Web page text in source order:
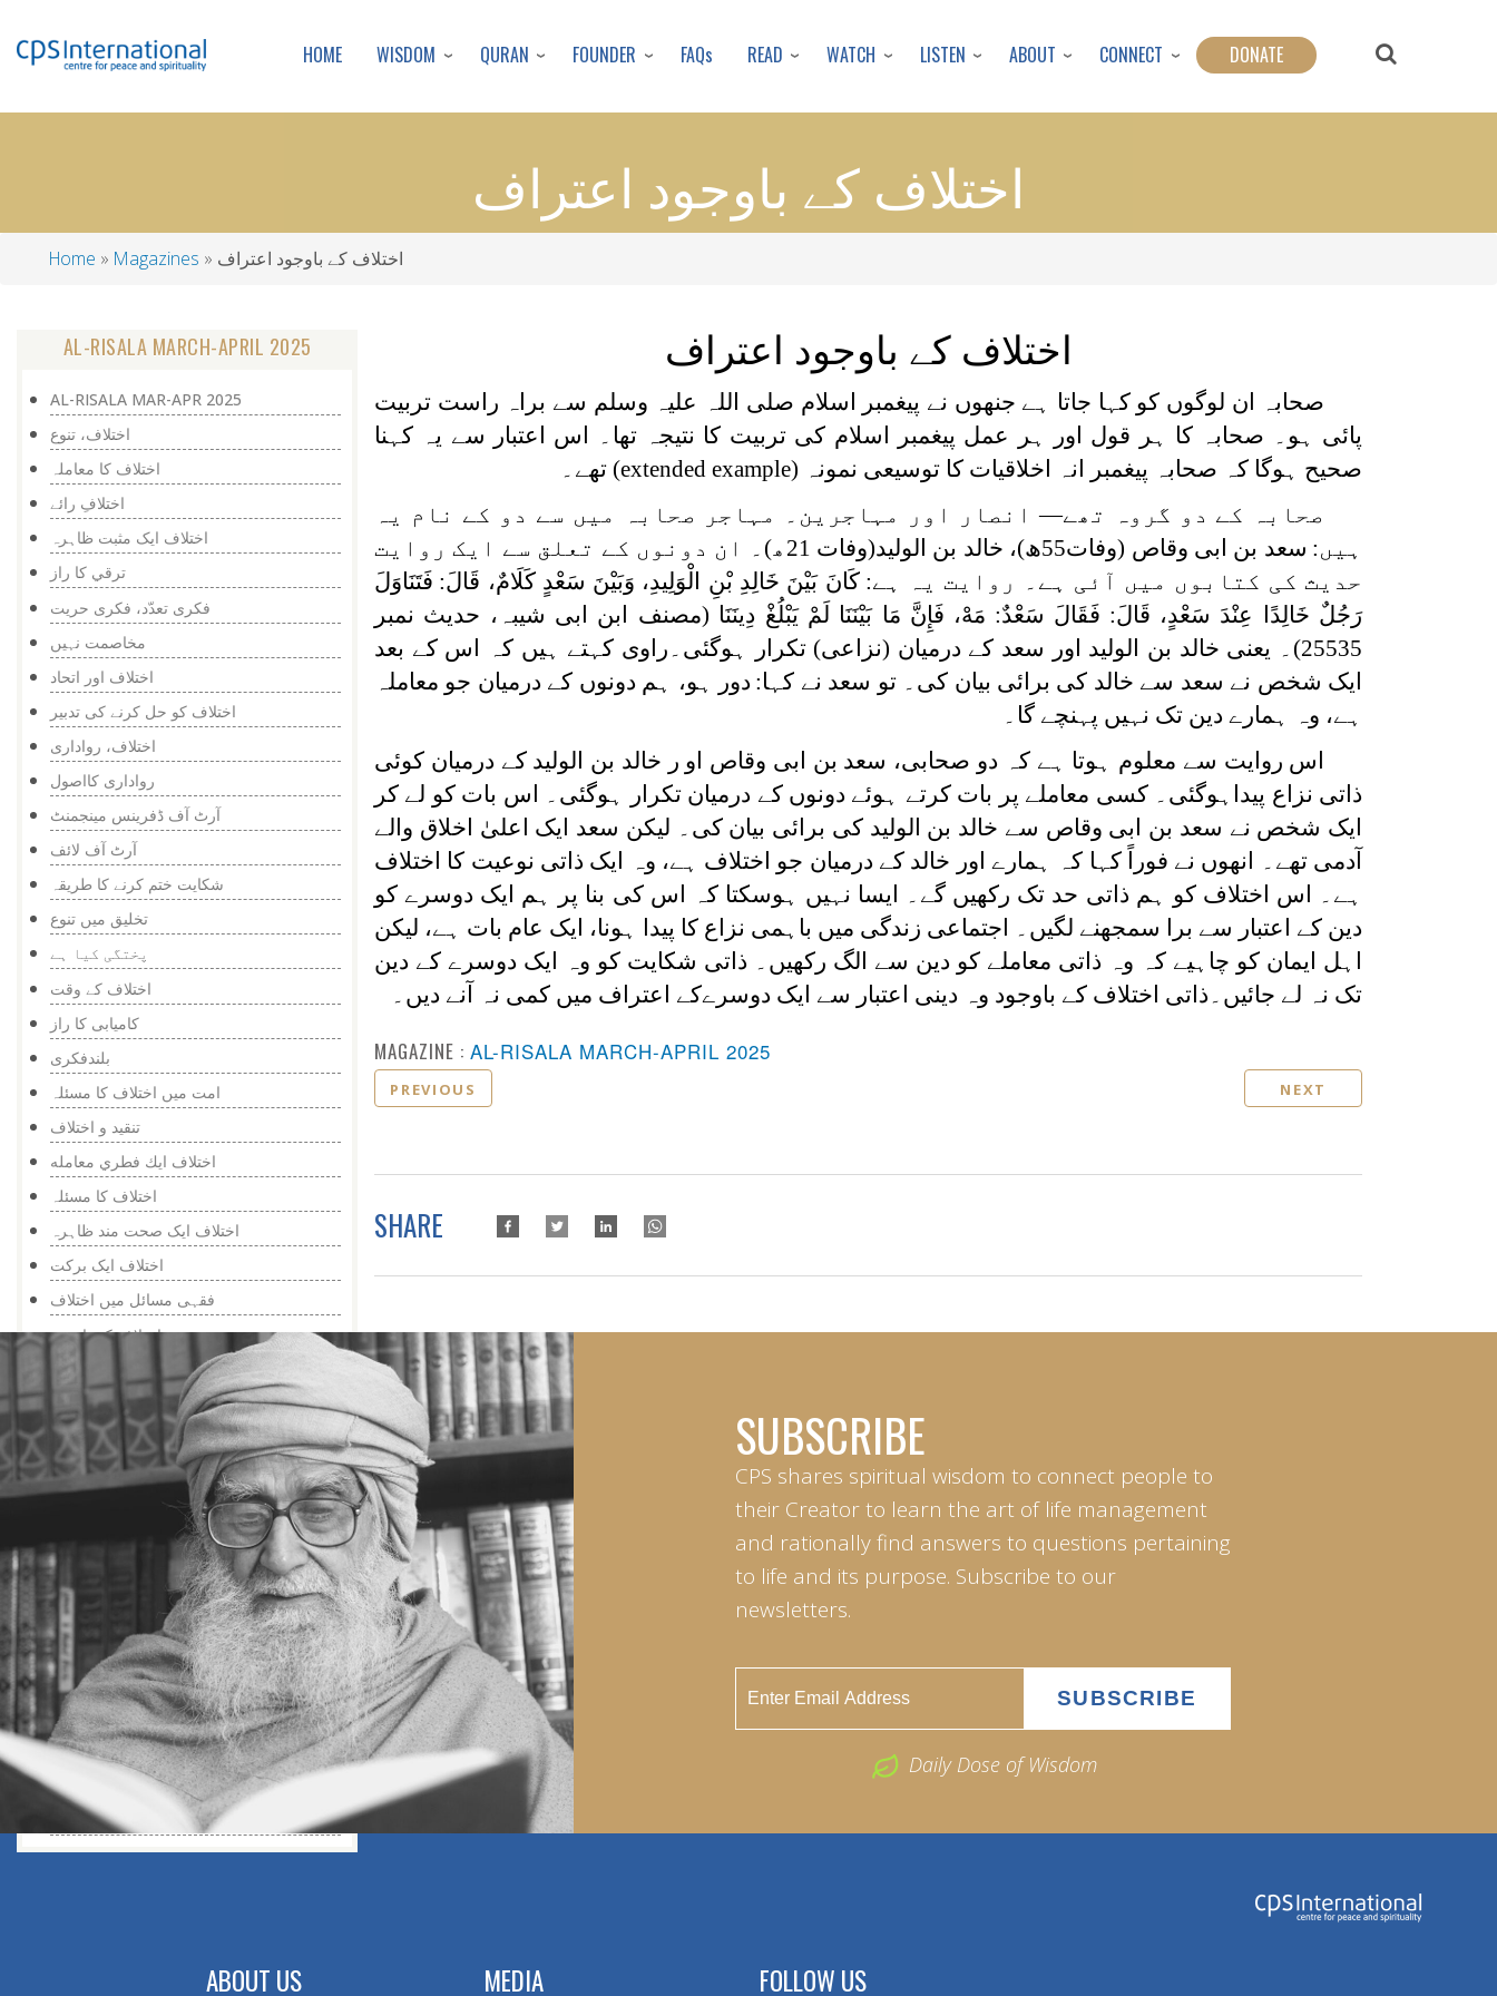
to
content
HOME WISDOM QURAN FOUNDER FAQs READ WATCH LISTEN ABOUT CONNECT DONATE
اختلاف کے باوجود اعتراف
Breadcrumb
Home Magazines اختلاف کے باوجود اعتراف
اختلاف کے باوجود اعتراف
صحابہ ان لوگوں کو کہا جاتا ہے جنھوں نے پیغمبر اسلام صلی اللہ علیہ وسلم سے براہ راست تربیت
پائی ہو۔ صحابہ کا ہر قول اور ہر عمل پیغمبر اسلام کی تربیت کا نتیجہ تھا۔ اس اعتبار سے یہ کہنا
صحیح ہوگا کہ صحابہ پیغمبر انہ اخلاقیات کا توسیعی نمونہ (extended example) تھے۔
صحابہ کے دو گروہ تھے— انصار اور مہاجرین۔ مہاجر صحابہ میں سے دو کے نام یہ
ہیں:
سعد بن ابی وقاص (وفات55ھ)، خالد بن الولید(وفات 21ھ)۔ ان دونوں کے تعلق سے ایک روایت
حدیث کی کتابوں میں آئی ہے۔ روایت یہ ہے: كَانَ بَيْنَ خَالِدِ بْنِ الْوَلِيدِ، وَبَيْنَ سَعْدٍ كَلَامٌ، قَالَ: فَتَنَاوَلَ
رَجُلٌ خَالِدًا عِنْدَ سَعْدٍ، قَالَ: فَقَالَ سَعْدٌ: مَهْ، فَإِنَّ مَا بَيْنَنَا ‌لَمْ ‌يَبْلُغْ ‌دِينَنَا (مصنف ابن ابی شیبہ، حدیث نمبر
25535)۔ یعنی خالد بن الولید اور سعد کے درمیان (نزاعی) تکرار ہوگئی۔راوی کہتے ہیں کہ اس کے بعد
ایک شخص نے سعد سے خالد کی برائی بیان کی۔ تو سعد نے کہا: دور ہو، ہم دونوں کے درمیان جو معاملہ
ہے، وہ ہمارے دین تک نہیں پہنچے گا۔
اس روایت سے معلوم ہوتا ہے کہ دو صحابی، سعد بن ابی وقاص او ر خالد بن الولید کے درمیان کوئی
ذاتی نزاع پیداہوگئی۔ کسی معاملے پر بات کرتے ہوئے دونوں کے درمیان تکرار ہوگئی۔ اس بات کو لے کر
ایک شخص نے سعد بن ابی وقاص سے خالد بن الولید کی برائی بیان کی۔ لیکن سعد ایک اعلیٰ اخلاق والے
آدمی تھے۔ انھوں نے فوراً کہا کہ ہمارے اور خالد کے درمیان جو اختلاف ہے، وہ ایک ذاتی نوعیت کا اختلاف
ہے۔ اس اختلاف کو ہم ذاتی حد تک رکھیں گے۔ ایسا نہیں ہوسکتا کہ اس کی بنا پر ہم ایک دوسرے کو
دین کے اعتبار سے برا سمجھنے لگیں۔ اجتماعی زندگی میں باہمی نزاع کا پیدا ہونا، ایک عام بات ہے، لیکن
اہل ایمان کو چاہیے کہ وہ ذاتی معاملے کو دین سے الگ رکھیں۔ ذاتی شکایت کو وہ ایک دوسرے کے دین
تک نہ لے جائیں۔ذاتی اختلاف کے باوجود وہ دینی اعتبار سے ایک دوسرےکے اعتراف میں کمی نہ آنے دیں۔
MAGAZINE : AL-RISALA MARCH-APRIL 2025
PREVIOUS NEXT
SHARE
AL-RISALA MARCH-APRIL 2025
AL-RISALA MAR-APR 2025
اختلاف، تنوع
اختلاف کا معاملہ
اختلافِ رائے
اختلاف ایک مثبت ظاہرہ
ترقي كا راز
فکری تعدّد، فکری حریت
مخاصمت نہیں
اختلاف اور اتحاد
اختلاف کو حل کرنے کی تدبیر
اختلاف، رواداری
رواداری کااصول
آرٹ آف ڈفرینس مینجمنٹ
آرٹ آف لائف
شکایت ختم کرنے کا طریقہ
تخلیق میں تنوع
پختگی کیا ہے
اختلاف کے وقت
کامیابی کا راز
بلندفکری
امت میں اختلاف کا مسئلہ
تنقید و اختلاف
اختلاف ايك فطري معامله
اختلاف کا مسئلہ
اختلاف ایک صحت مند ظاہرہ
اختلاف ایک برکت
فقہی مسائل میں اختلاف
اختلاف کے باوجود
اختلاف کے باوجود اعتراف
وسيع تر مفاد
تنقیدکوسن کر
ذهني ارتقا كا ذريعه
اختلاف کے ساتھ اعتراف
اختلاف کو بھلا دیا
اختلاف ایک آزمائش
विकास के तीन स्तर
सब कुछ ईश्वर का उपहार
जन्नत की कीमत
कुछ आदर्श महिलाएँ
मौत: एक अनुस्मारक (REMINDER)
शुक्र: एक कुर्बानी का अमल
SUBSCRIBE
CPS shares spiritual wisdom to connect people to
their Creator to learn the art of life management
and rationally find answers to questions pertaining
to life and its purpose. Subscribe to our
newsletters.
Daily Dose of Wisdom
ABOUT US MEDIA FOLLOW US